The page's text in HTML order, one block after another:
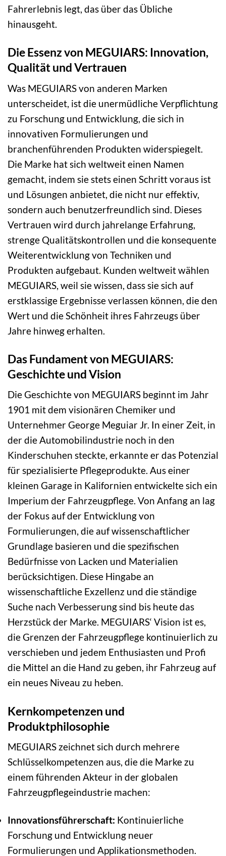
Fahrerlebnis legt, das über das Übliche
hinausgeht.
Die Essenz von MEGUIARS: Innovation,
Qualität und Vertrauen
Was MEGUIARS von anderen Marken
unterscheidet, ist die unermüdliche Verpflichtung
zu Forschung und Entwicklung, die sich in
innovativen Formulierungen und
branchenführenden Produkten widerspiegelt.
Die Marke hat sich weltweit einen Namen
gemacht, indem sie stets einen Schritt voraus ist
und Lösungen anbietet, die nicht nur effektiv,
sondern auch benutzerfreundlich sind. Dieses
Vertrauen wird durch jahrelange Erfahrung,
strenge Qualitätskontrollen und die konsequente
Weiterentwicklung von Techniken und
Produkten aufgebaut. Kunden weltweit wählen
MEGUIARS, weil sie wissen, dass sie sich auf
erstklassige Ergebnisse verlassen können, die den
Wert und die Schönheit ihres Fahrzeugs über
Jahre hinweg erhalten.
Das Fundament von MEGUIARS:
Geschichte und Vision
Die Geschichte von MEGUIARS beginnt im Jahr
1901 mit dem visionären Chemiker und
Unternehmer George Meguiar Jr. In einer Zeit, in
der die Automobilindustrie noch in den
Kinderschuhen steckte, erkannte er das Potenzial
für spezialisierte Pflegeprodukte. Aus einer
kleinen Garage in Kalifornien entwickelte sich ein
Imperium der Fahrzeugpflege. Von Anfang an lag
der Fokus auf der Entwicklung von
Formulierungen, die auf wissenschaftlicher
Grundlage basieren und die spezifischen
Bedürfnisse von Lacken und Materialien
berücksichtigen. Diese Hingabe an
wissenschaftliche Exzellenz und die ständige
Suche nach Verbesserung sind bis heute das
Herzstück der Marke. MEGUIARS‘ Vision ist es,
die Grenzen der Fahrzeugpflege kontinuierlich zu
verschieben und jedem Enthusiasten und Profi
die Mittel an die Hand zu geben, ihr Fahrzeug auf
ein neues Niveau zu heben.
Kernkompetenzen und
Produktphilosophie
MEGUIARS zeichnet sich durch mehrere
Schlüsselkompetenzen aus, die die Marke zu
einem führenden Akteur in der globalen
Fahrzeugpflegeindustrie machen:
Innovationsführerschaft: Kontinuierliche
Forschung und Entwicklung neuer
Formulierungen und Applikationsmethoden.